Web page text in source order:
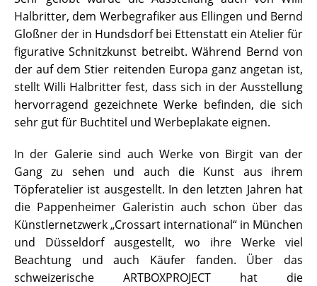
Halbritter, dem Werbegrafiker aus Ellingen und Bernd
Gloßner der in Hundsdorf bei Ettenstatt ein Atelier für
figurative Schnitzkunst betreibt. Während Bernd von
der auf dem Stier reitenden Europa ganz angetan ist,
stellt Willi Halbritter fest, dass sich in der Ausstellung
hervorragend gezeichnete Werke befinden, die sich
sehr gut für Buchtitel und Werbeplakate eignen.
In der Galerie sind auch Werke von Birgit van der
Gang zu sehen und auch die Kunst aus ihrem
Töpferatelier ist ausgestellt. In den letzten Jahren hat
die Pappenheimer Galeristin auch schon über das
Künstlernetzwerk „Crossart international“ in München
und Düsseldorf ausgestellt, wo ihre Werke viel
Beachtung und auch Käufer fanden. Über das
schweizerische ARTBOXPROJECT hat die